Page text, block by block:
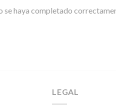
se haya completado
LEGAL